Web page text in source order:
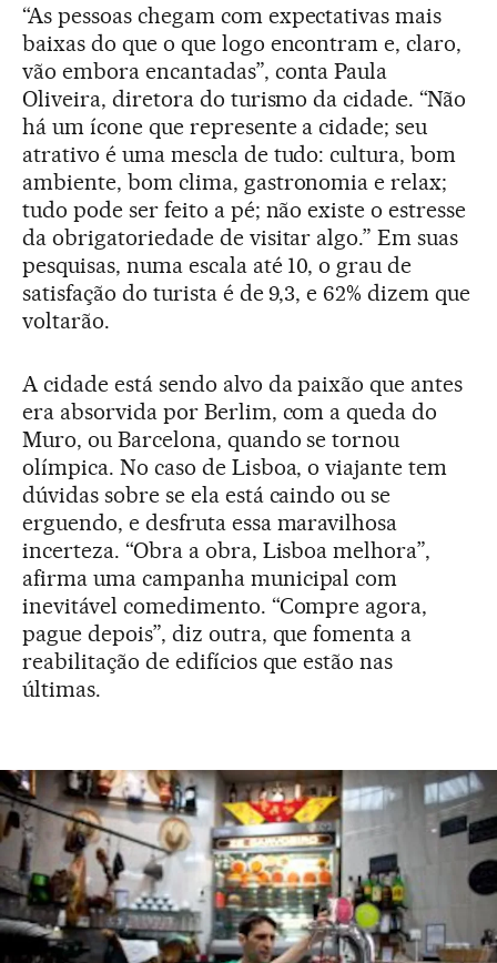
“As pessoas chegam com expectativas mais
baixas do que o que logo encontram e, claro,
vão embora encantadas”, conta Paula
Oliveira, diretora do turismo da cidade. “Não
há um ícone que represente a cidade; seu
atrativo é uma mescla de tudo: cultura, bom
ambiente, bom clima, gastronomia e relax;
tudo pode ser feito a pé; não existe o estresse
da obrigatoriedade de visitar algo.” Em suas
pesquisas, numa escala até 10, o grau de
satisfação do turista é de 9,3, e 62% dizem que
voltarão.
A cidade está sendo alvo da paixão que antes
era absorvida por Berlim, com a queda do
Muro, ou Barcelona, quando se tornou
olímpica. No caso de Lisboa, o viajante tem
dúvidas sobre se ela está caindo ou se
erguendo, e desfruta essa maravilhosa
incerteza. “Obra a obra, Lisboa melhora”,
afirma uma campanha municipal com
inevitável comedimento. “Compre agora,
pague depois”, diz outra, que fomenta a
reabilitação de edifícios que estão nas
últimas.